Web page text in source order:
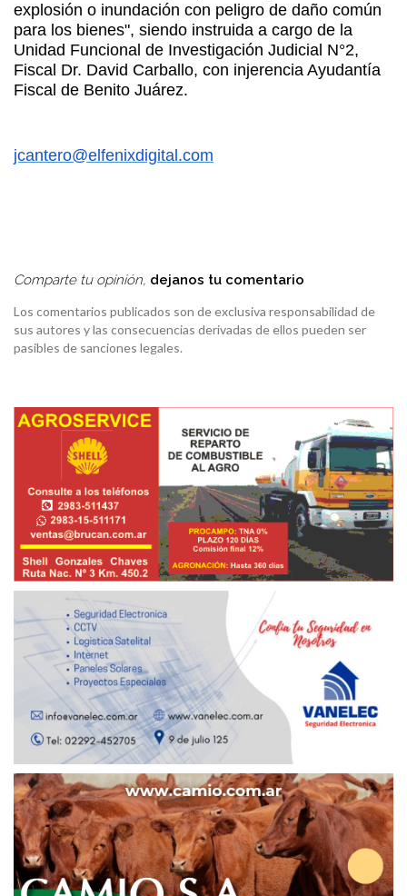
explosión o inundación con peligro de daño común
para los bienes", siendo instruida a cargo de la
Unidad Funcional de Investigación Judicial N°2,
Fiscal Dr. David Carballo, con injerencia Ayudantía
Fiscal de Benito Juárez.
jcantero@elfenixdigital.com
Comparte tu opinión, dejanos tu comentario
Los comentarios publicados son de exclusiva responsabilidad de
sus autores y las consecuencias derivadas de ellos pueden ser
pasibles de sanciones legales.